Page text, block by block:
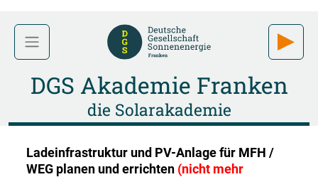
DGS Akademie Franken
die Solarakademie
Ladeinfrastruktur und PV-Anlage für MFH /
WEG planen und errichten (nicht mehr